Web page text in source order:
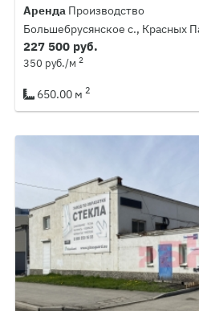
Аренда Производство
Большебрусянское с., Красных
227 500 руб.
350 руб./м 2
650.00 м 2